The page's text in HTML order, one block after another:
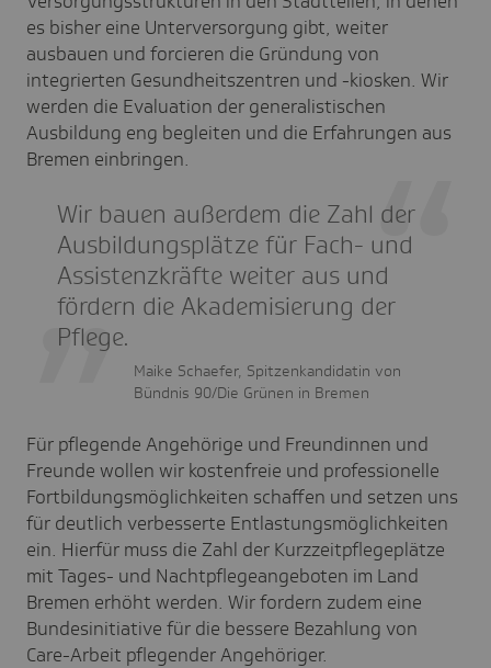
es bisher eine Unterversorgung gibt, weiter
ausbauen und forcieren die Gründung von
integrierten Gesundheitszentren und -kiosken. Wir
werden die Evaluation der generalistischen
Ausbildung eng begleiten und die Erfahrungen aus
Bremen einbringen.
Wir bauen außerdem die Zahl der
Ausbildungsplätze für Fach- und
Assistenzkräfte weiter aus und
fördern die Akademisierung der
Pflege.
Maike Schaefer, Spitzenkandidatin von
Bündnis 90/Die Grünen in Bremen
Für pflegende Angehörige und Freundinnen und
Freunde wollen wir kostenfreie und professionelle
Fortbildungsmöglichkeiten schaffen und setzen uns
für deutlich verbesserte Entlastungsmöglichkeiten
ein. Hierfür muss die Zahl der Kurzzeitpflegeplätze
mit Tages- und Nachtpflegeangeboten im Land
Bremen erhöht werden. Wir fordern zudem eine
Bundesinitiative für die bessere Bezahlung von
Care-Arbeit pflegender Angehöriger.